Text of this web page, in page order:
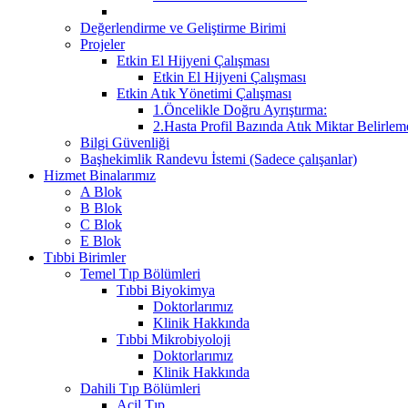
Değerlendirme ve Geliştirme Birimi
Projeler
Etkin El Hijyeni Çalışması
Etkin El Hijyeni Çalışması
Etkin Atık Yönetimi Çalışması
1.Öncelikle Doğru Ayrıştırma:
2.Hasta Profil Bazında Atık Miktar
Bilgi Güvenliği
Başhekimlik Randevu İstemi (Sadece çalışanlar)
Hizmet Binalarımız
A Blok
B Blok
C Blok
E Blok
Tıbbi Birimler
Temel Tıp Bölümleri
Tıbbi Biyokimya
Doktorlarımız
Klinik Hakkında
Tıbbi Mikrobiyoloji
Doktorlarımız
Klinik Hakkında
Dahili Tıp Bölümleri
Acil Tıp